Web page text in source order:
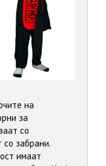
на
за
со
со забрани.
имаат